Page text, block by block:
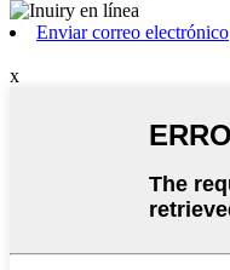
Enviar correo electrónico
x